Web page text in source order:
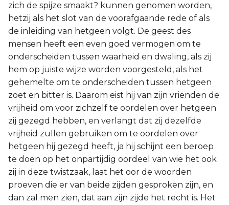
zich de spijze smaakt? kunnen genomen worden,
hetzij als het slot van de voorafgaande rede of als
de inleiding van hetgeen volgt. De geest des
mensen heeft een even goed vermogen om te
onderscheiden tussen waarheid en dwaling, als zij
hem op juiste wijze worden voorgesteld, als het
gehemelte om te onderscheiden tussen hetgeen
zoet en bitter is. Daarom eist hij van zijn vrienden de
vrijheid om voor zichzelf te oordelen over hetgeen
zij gezegd hebben, en verlangt dat zij dezelfde
vrijheid zullen gebruiken om te oordelen over
hetgeen hij gezegd heeft, ja hij schijnt een beroep
te doen op het onpartijdig oordeel van wie het ook
zij in deze twistzaak, laat het oor de woorden
proeven die er van beide zijden gesproken zijn, en
dan zal men zien, dat aan zijn zijde het recht is. Het